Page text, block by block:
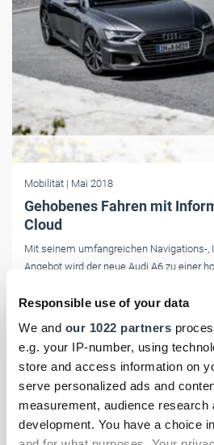
Responsible use of your data
We and our 1022 partners
e.g. your IP-number, using
store and access information on
serve personalized ads and
measurement, audience research
development. You have a choice
Mobilität | Mai 2018
Gehobenes Fahren mit
Cloud
Mit seinem umfangreichen Navigations-,
Angebot wird der neue Audi A6 zu einer